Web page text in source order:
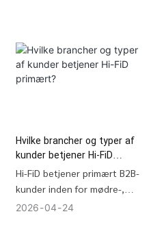
stikprøvetestning og
markedsvalidering tilbyder vi
support med lavere MOQ.
storskalaindkøb.
Hvilke brancher og typer af
kunder betjener Hi-FiD
primært?
Hi-FiD betjener primært B2B-
kunder inden for mødre-,
sundhedsteknologi- og
2026 04 24